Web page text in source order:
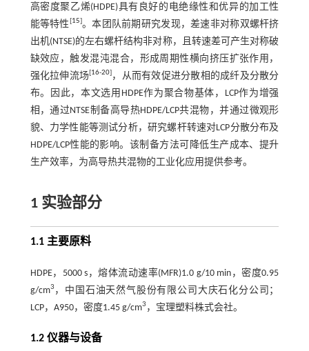
高密度聚乙烯(HDPE)具有良好的电绝缘性和优异的加工性
能等特性 [15]。本团队前期研究发现，差速非对称双螺杆挤
出机(NTSE)的左右螺杆结构非对称，且转速差可产生对称破
缺效应，触发混沌混合，形成周期性横向挤压扩张作用，
强化拉伸流场[16-20] ，从而有效促进分散相的成纤及分散分
布。因此，本文选用HDPE作为聚合物基体，LCP作为增强
相，通过NTSE制备高导热HDPE/LCP共混物，并通过微观形
貌、力学性能等测试分析，研究螺杆转速对LCP分散分布及
HDPE/LCP性能的影响。该制备方法可降低生产成本、提升
生产效率，为高导热共混物的工业化应用提供参考。
1 实验部分
1.1 主要原料
HDPE，5000 s，熔体流动速率(MFR)1.0 g/10 min，密度0.95
g/cm3 ，中国石油天然气股份有限公司大庆石化分公司；
LCP，A950，密度1.45 g/cm3 ，宝理塑料株式会社。
1.2 仪器与设备